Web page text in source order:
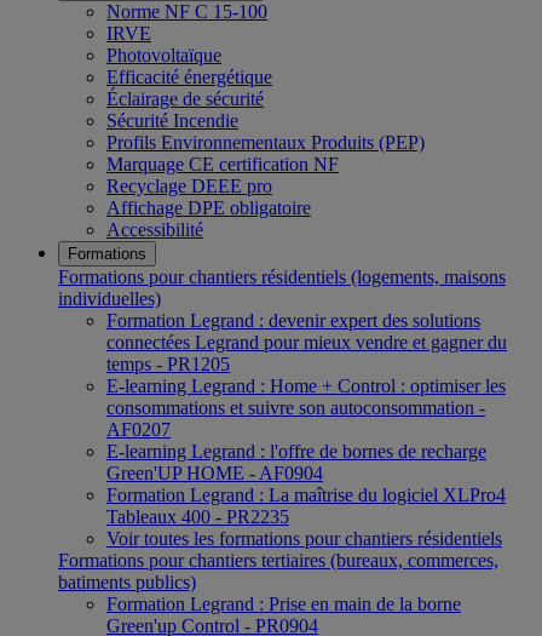
Norme NF C 15-100
IRVE
Photovoltaïque
Efficacité énergétique
Éclairage de sécurité
Sécurité Incendie
Profils Environnementaux Produits (PEP)
Marquage CE certification NF
Recyclage DEEE pro
Affichage DPE obligatoire
Accessibilité
Formations
Formations pour chantiers résidentiels (logements, maisons
individuelles)
Formation Legrand : devenir expert des solutions
connectées Legrand pour mieux vendre et gagner du
temps - PR1205
E-learning Legrand : Home + Control : optimiser les
consommations et suivre son autoconsommation -
AF0207
E-learning Legrand : l'offre de bornes de recharge
Green'UP HOME - AF0904
Formation Legrand : La maîtrise du logiciel XLPro4
Tableaux 400 - PR2235
Voir toutes les formations pour chantiers résidentiels
Formations pour chantiers tertiaires (bureaux, commerces,
batiments publics)
Formation Legrand : Prise en main de la borne
Green'up Control - PR0904